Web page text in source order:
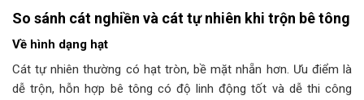
So sánh cát nghiền và cát tự nhiên khi trộn bê tông
Về hình dạng hạt
Cát tự nhiên thường có hạt tròn, bề mặt nhẵn hơn. Ưu điểm là
dễ trộn, hỗn hợp bê tông có độ linh động tốt và dễ thi công